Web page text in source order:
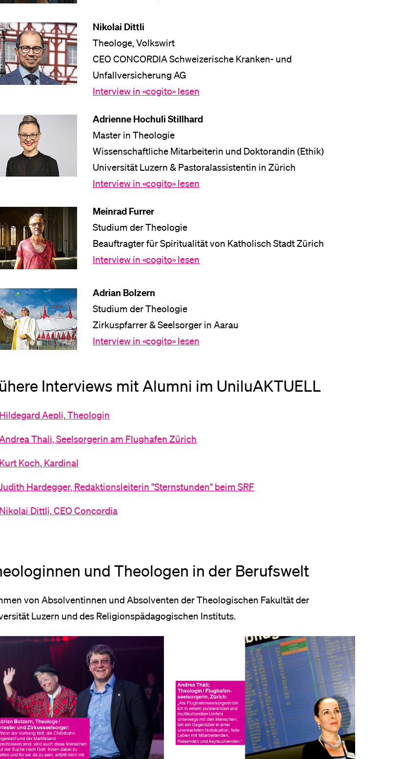
Nikolai Dittli
Theologe, Volkswirt
CEO CONCORDIA Schweizerische Kranken- und
Unfallversicherung AG
Interview in «cogito» lesen
Adrienne Hochuli Stillhard
Master in Theologie
Wissenschaftliche Mitarbeiterin und Doktorandin (Ethik)
Universität Luzern & Pastoralassistentin in Zürich
Interview in «cogito» lesen
Meinrad Furrer
Studium der Theologie
Beauftragter für Spiritualität von Katholisch Stadt Zürich
Interview in «cogito» lesen
Adrian Bolzern
Studium der Theologie
Zirkuspfarrer & Seelsorger in Aarau
Interview in «cogito» lesen
Interviews mit Alumni im UniluAKTUELL
Hildegard Aepli, Theologin
Thali, Seelsorgerin am Flughafen Zürich
Kurt Koch, Kardinal
Hardegger, Redaktionsleiterin "Sternstunden" beim SRF
Nikolai Dittli, CEO Concordia
und Theologen in der Berufswelt
von Absolventinnen und Absolventen der Theologischen Fakultät der
Luzern und des Religionspädagogischen Instituts.